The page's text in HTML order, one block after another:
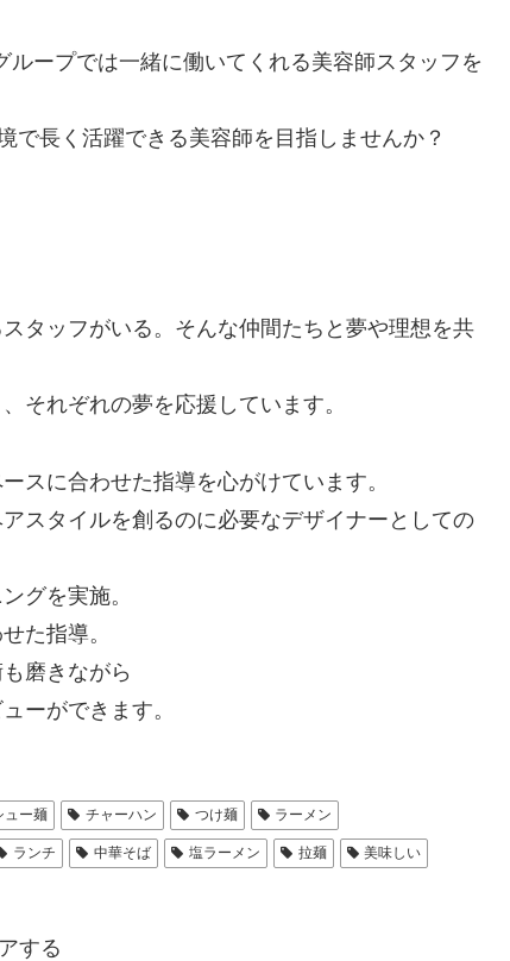
ープでは一緒に働いてくれる美容師スタッフを
で長く活躍できる美容師を目指しませんか？
タッフがいる。そんな仲間たちと夢や理想を共
それぞれの夢を応援しています。
スに合わせた指導を心がけています。
スタイルを創るのに必要なデザイナーとしての
グを実施。
た指導。
磨きながら
ーができます。
ュー麺 チャーハン つけ麺 ラーメン
ランチ 中華そば 塩ラーメン 拉麺 美味しい
する